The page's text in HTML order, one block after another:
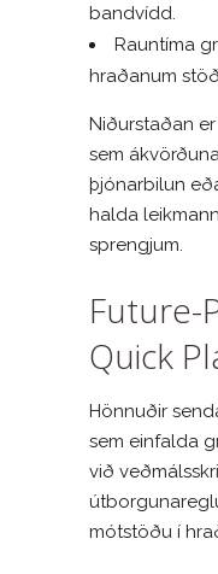
bandvídd.
Rauntíma
hraðanum
Niðurstaðan
sem
þjónarbilun
halda
sprengjum.
Future-
Quick
Hönnuðir
sem einfalda
við
mótstöðu í